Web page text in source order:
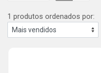
1 produtos ordenados por: